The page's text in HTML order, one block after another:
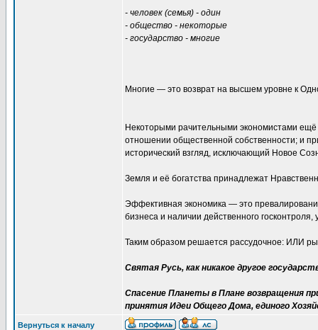
- человек (семья) - один
- общество - некоторые
- государство - многие
Многие — это возврат на высшем уровне к
Некоторыми рачительными экономистами ещё
отношении общественной собственности; и
исторический взгляд, исключающий Новое
Земля и её богатства принадлежат
Эффективная экономика — это
бизнеса и наличии действенного
Таким образом решается рассудочное: ИЛИ
Святая Русь, как никакое другое
Спасение Планеты в Плане возвращения
принятия Идеи Общего Дома, единого
Вернуться к началу